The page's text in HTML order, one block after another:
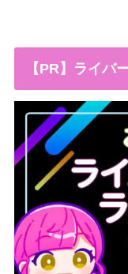
【PR】ライバ